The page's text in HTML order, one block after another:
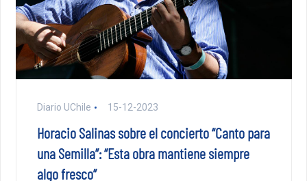
Diario UChile 15-12-2023
Horacio Salinas sobre el concierto “Canto para
una Semilla”: “Esta obra mantiene siempre
algo fresco”